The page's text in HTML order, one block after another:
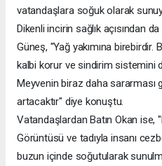
vatandaşlara soğuk olarak
Dikenli incirin sağlık açısından
Güneş, "Yağ yakımına birebirdir.
kalbi korur ve sindirim sistemini
Meyvenin biraz daha sararması
artacaktır" diye konuştu.
Vatandaşlardan Batın Okan ise,
Görüntüsü ve tadıyla insanı
buzun içinde soğutularak